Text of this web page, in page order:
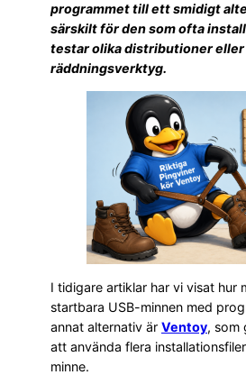
programmet till ett smidigt
särskilt för den som ofta
testar olika distributioner eller
räddningsverktyg.
I tidigare artiklar har vi visat hur
startbara USB-minnen med
annat alternativ är Ventoy, som
att använda flera
minne.